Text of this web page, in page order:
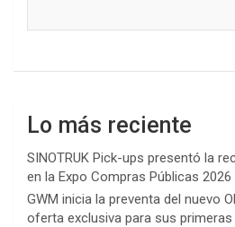
Lo más reciente
SINOTRUK Pick-ups presentó la
en la Expo Compras Públicas 2026
GWM inicia la preventa del nuevo
oferta exclusiva para sus primeras